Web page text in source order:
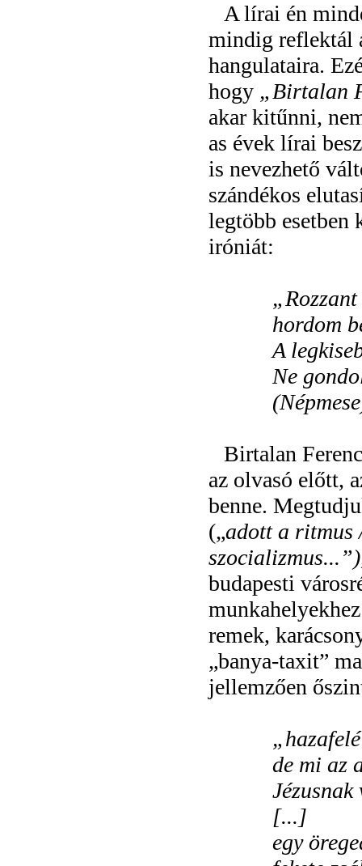
A lírai én
mindig reflektál
hangulataira.
hogy „Birtalan
akar kitűnni,
as évek lírai
is nevezhető
szándékos
legtöbb esetben
iróniát:
„
hordom
A
Ne
Birtalan
az olvasó előtt,
benne.
(„adott a ritmus
budapesti
remek,
„banya-taxit”
jellemzően
„
de mi az
[...]
egy